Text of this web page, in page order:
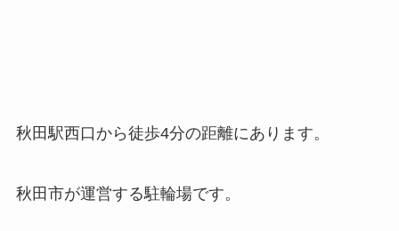
秋田駅西口から徒歩4分の距離にあります。
秋田市が運営する駐輪場です。